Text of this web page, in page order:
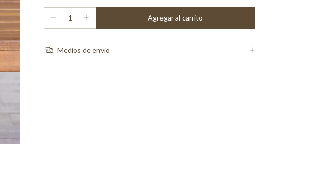
Medios de envío